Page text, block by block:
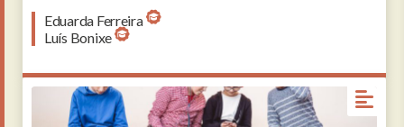
Eduarda Ferreira
Luís Bonixe